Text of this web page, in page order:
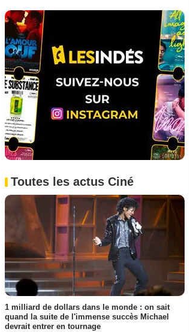
Toutes les actus Ciné
1 milliard de dollars dans le monde : on sait
quand la suite de l'immense succès Michael
devrait entrer en tournage